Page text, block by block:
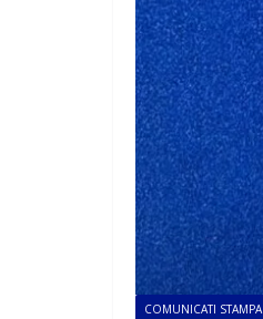
COMUNICATI STAMPA